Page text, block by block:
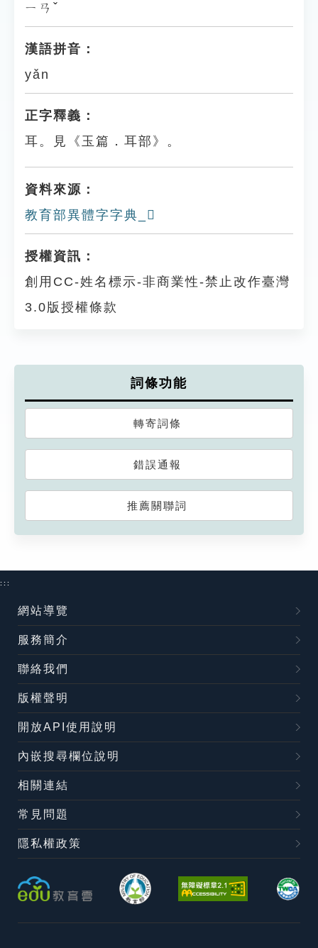
ㄧㄢˇ
漢語拼音：
yǎn
正字釋義：
耳。見《玉篇．耳部》。
資料來源：
教育部異體字字典_𦖈
授權資訊：
創用CC-姓名標示-非商業性-禁止改作臺灣
3.0版授權條款
詞條功能
轉寄詞條
錯誤通報
推薦關聯詞
:::
網站導覽
服務簡介
聯絡我們
版權聲明
開放API使用說明
內嵌搜尋欄位說明
相關連結
常見問題
隱私權政策